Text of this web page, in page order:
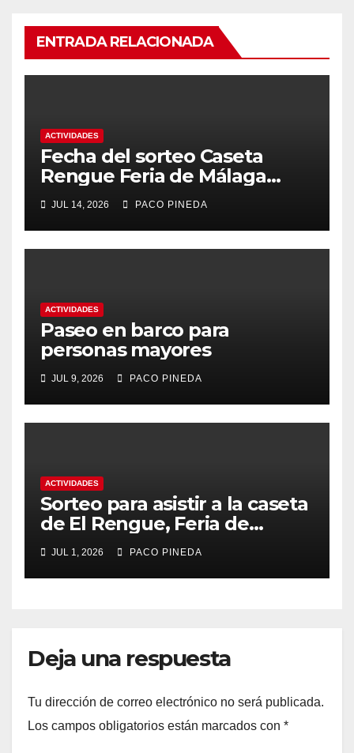
ENTRADA RELACIONADA
ACTIVIDADES
Fecha del sorteo Caseta
Rengue Feria de Málaga
2026
JUL 14, 2026 PACO PINEDA
ACTIVIDADES
Paseo en barco para
personas mayores
JUL 9, 2026 PACO PINEDA
ACTIVIDADES
Sorteo para asistir a la caseta
de El Rengue, Feria de
Málaga 2026
JUL 1, 2026 PACO PINEDA
Deja una respuesta
Tu dirección de correo electrónico no será publicada.
Los campos obligatorios están marcados con *